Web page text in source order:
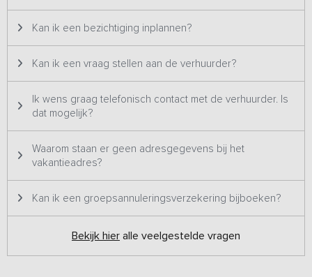
biedt het allemaal.
Kan ik een bezichtiging inplannen?
Kan ik een vraag stellen aan de verhuurder?
Ik wens graag telefonisch contact met de verhuurder. Is
dat mogelijk?
Waarom staan er geen adresgegevens bij het
vakantieadres?
Kan ik een groepsannuleringsverzekering bijboeken?
Bekijk hier alle veelgestelde vragen